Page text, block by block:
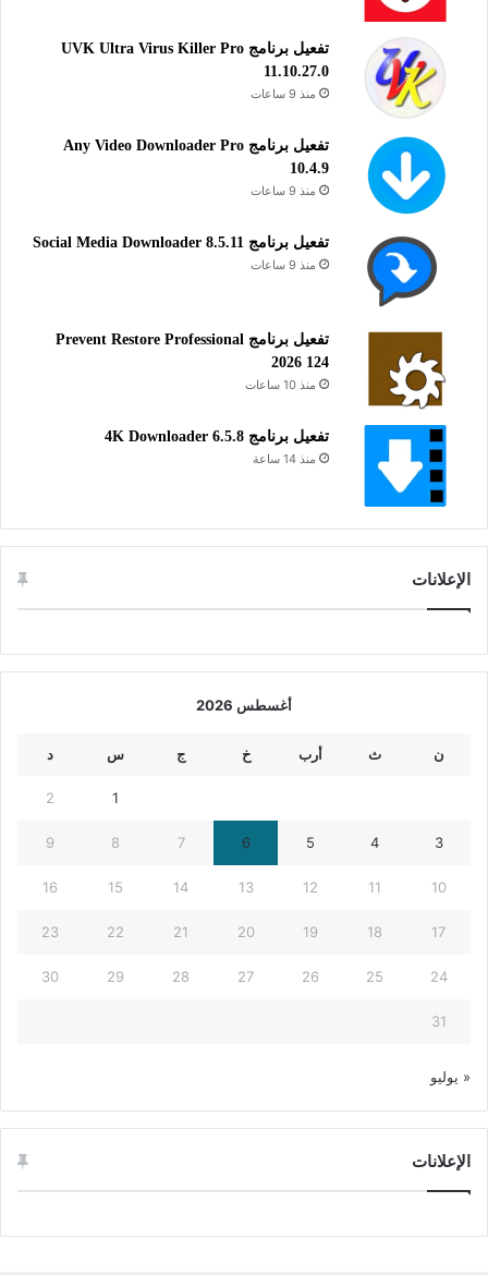
تفعيل برنامج UVK Ultra Virus Killer Pro
11.10.27.0
منذ 9 ساعات
تفعيل برنامج Any Video Downloader Pro
10.4.9
منذ 9 ساعات
تفعيل برنامج Social Media Downloader 8.5.11
منذ 9 ساعات
تفعيل برنامج Prevent Restore Professional
2026 124
منذ 10 ساعات
تفعيل برنامج 4K Downloader 6.5.8
منذ 14 ساعة
الإعلانات
أغسطس 2026
ن ث أرب خ ج س د
1
2
3
4
5
6
7
8
9
10
11
12
13
14
15
16
17
18
19
20
21
22
23
24
25
26
27
28
29
30
31
« يوليو
الإعلانات